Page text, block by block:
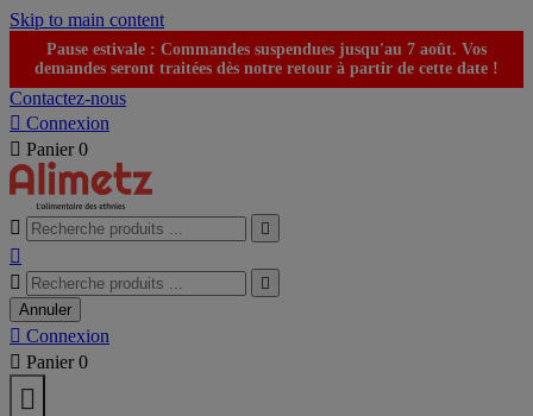
Skip to main content
Pause estivale : Commandes suspendues jusqu'au 7 août. Vos
demandes seront traitées dès notre retour à partir de cette date !
Contactez-nous
 Connexion
 Panier 0
 



Annuler
 Connexion
 Panier 0
